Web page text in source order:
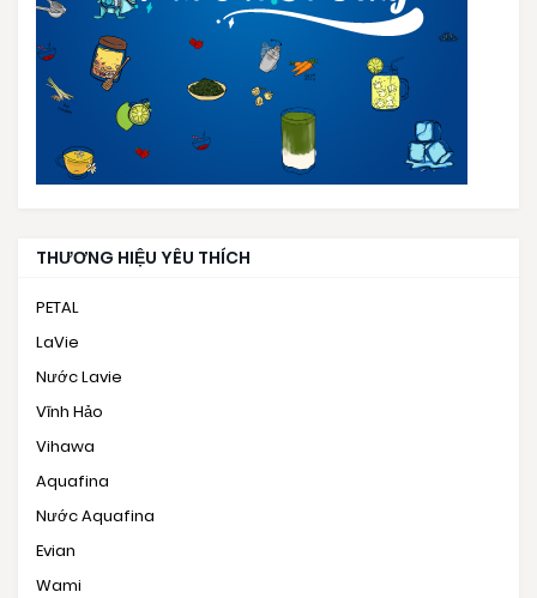
THƯƠNG HIỆU YÊU THÍCH
PETAL
LaVie
Nước Lavie
Vĩnh Hảo
Vihawa
Aquafina
Nước Aquafina
Evian
Wami